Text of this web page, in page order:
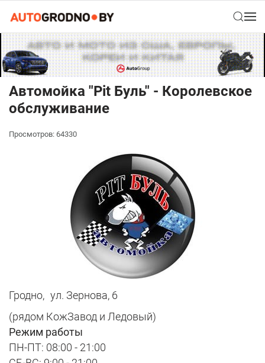
Автомойка "Pit Буль" - Королевское
обслуживание
Просмотров: 64330
Гродно, ул. Зернова, 6
(рядом КожЗавод и Ледовый)
Режим работы
ПН-ПТ: 08:00 - 21:00